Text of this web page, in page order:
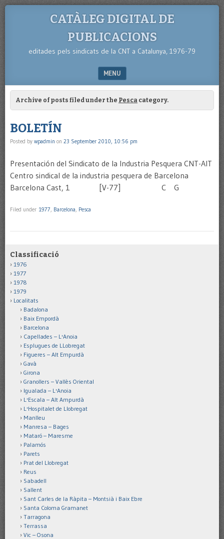
CATÀLEG DIGITAL DE
PUBLICACIONS
editades pels sindicats de la CNT a Catalunya, 1976-79
MENU
SKIP TO CONTENT
Archive of posts filed under the Pesca category.
BOLETÍN
Posted by wpadmin on 23 September 2010, 10:56 pm
Presentación del Sindicato de la Industria Pesquera CNT-AIT
Centro sindical de la industria pesquera de Barcelona
Barcelona Cast, 1 [V-77] C G
Filed under 1977, Barcelona, Pesca
Classificació
1976
1977
1978
1979
Localitats
Badalona
Baix Empordà
Barcelona
Capellades – L'Anoia
Esplugues de LLobregat
Figueres – Alt Empurdà
Gavà
Girona
Granollers – Vallès Oriental
Igualada – L'Anoia
L'Escala – Alt Ampurdà
L'Hospitalet de Llobregat
Manlleu
Manresa – Bages
Mataró – Maresme
Palamós
Parets
Prat del Llobregat
Reus
Sabadell
Sallent
Sant Carles de la Ràpita – Montsià i Baix Ebre
Santa Coloma Gramanet
Tarragona
Terrassa
Vic – Osona